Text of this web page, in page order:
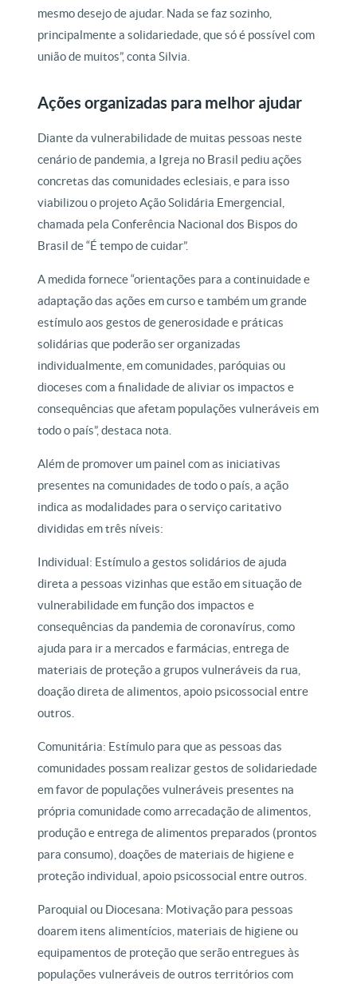
mesmo desejo de ajudar. Nada se faz sozinho,
principalmente a solidariedade, que só é possível com
união de muitos”, conta Silvia.
Ações organizadas para melhor ajudar
Diante da vulnerabilidade de muitas pessoas neste
cenário de pandemia, a Igreja no Brasil pediu ações
concretas das comunidades eclesiais, e para isso
viabilizou o projeto Ação Solidária Emergencial,
chamada pela Conferência Nacional dos Bispos do
Brasil de “É tempo de cuidar”.
A medida fornece “orientações para a continuidade e
adaptação das ações em curso e também um grande
estímulo aos gestos de generosidade e práticas
solidárias que poderão ser organizadas
individualmente, em comunidades, paróquias ou
dioceses com a finalidade de aliviar os impactos e
consequências que afetam populações vulneráveis em
todo o país”, destaca nota.
Além de promover um painel com as iniciativas
presentes na comunidades de todo o país, a ação
indica as modalidades para o serviço caritativo
divididas em três níveis:
Individual: Estímulo a gestos solidários de ajuda
direta a pessoas vizinhas que estão em situação de
vulnerabilidade em função dos impactos e
consequências da pandemia de coronavírus, como
ajuda para ir a mercados e farmácias, entrega de
materiais de proteção a grupos vulneráveis da rua,
doação direta de alimentos, apoio psicossocial entre
outros.
Comunitária: Estímulo para que as pessoas das
comunidades possam realizar gestos de solidariedade
em favor de populações vulneráveis presentes na
própria comunidade como arrecadação de alimentos,
produção e entrega de alimentos preparados (prontos
para consumo), doações de materiais de higiene e
proteção individual, apoio psicossocial entre outros.
Paroquial ou Diocesana: Motivação para pessoas
doarem itens alimentícios, materiais de higiene ou
equipamentos de proteção que serão entregues às
populações vulneráveis de outros territórios com